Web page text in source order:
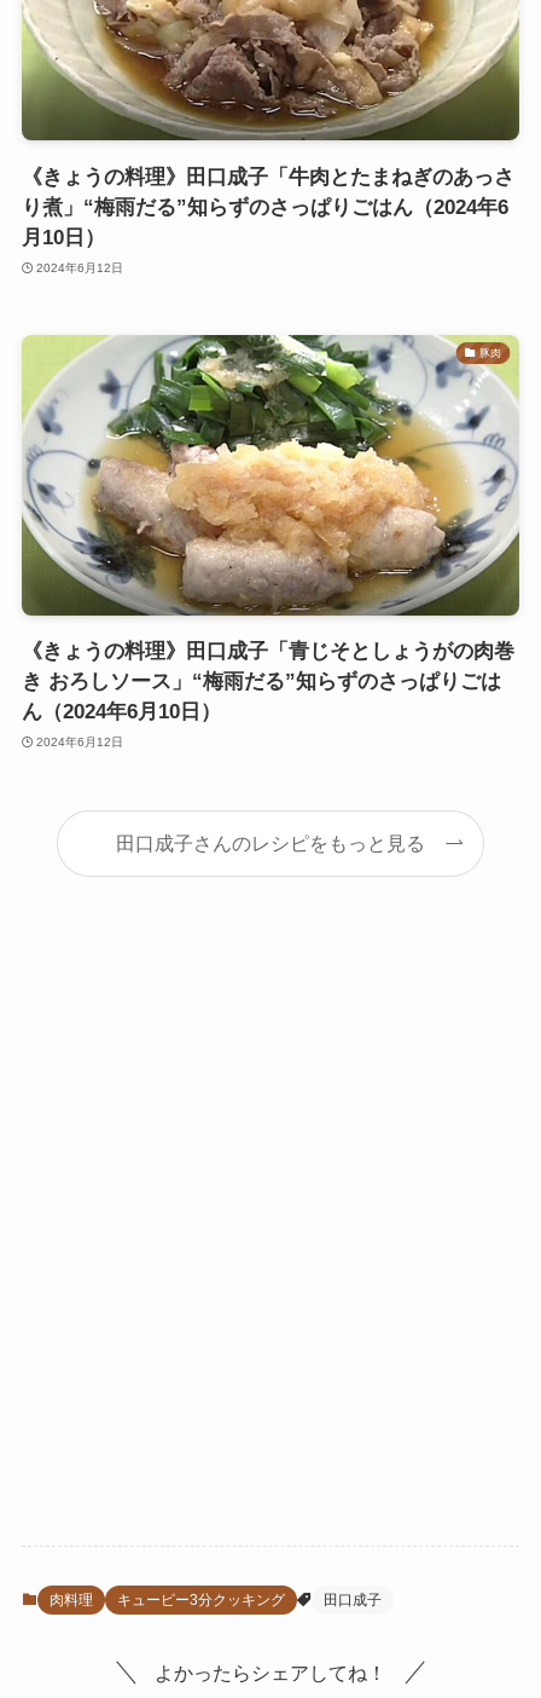
《きょうの料理》田口成子「牛肉とたまねぎのあっさ
り煮」“梅雨だる”知らずのさっぱりごはん（2024年6
月10日）
2024年6月12日
豚肉
《きょうの料理》田口成子「青じそとしょうがの肉巻
き おろしソース」“梅雨だる”知らずのさっぱりごは
ん（2024年6月10日）
2024年6月12日
田口成子さんのレシピをもっと見る
肉料理 キューピー3分クッキング 田口成子
よかったらシェアしてね！